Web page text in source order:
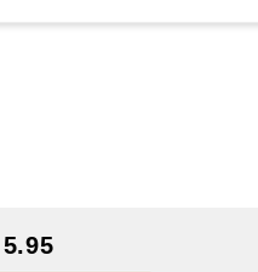
5.95